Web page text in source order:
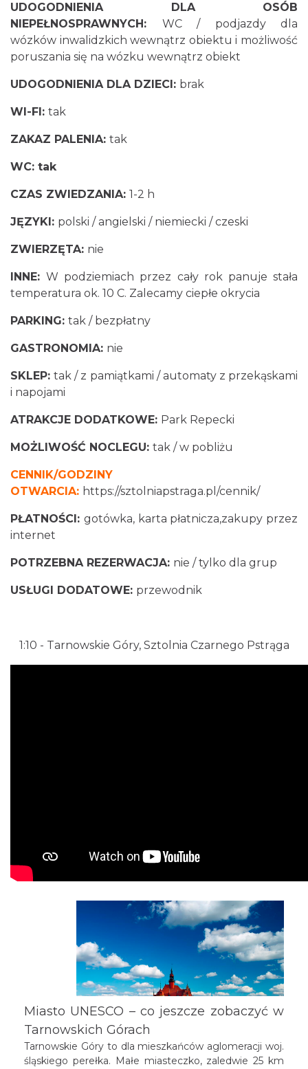
UDOGODNIENIA DLA OSÓB
NIEPEŁNOSPRAWNYCH: WC / podjazdy dla
wózków inwalidzkich wewnątrz obiektu i możliwość
poruszania się na wózku wewnątrz obiekt
UDOGODNIENIA DLA DZIECI: brak
WI-FI: tak
ZAKAZ PALENIA: tak
WC: tak
CZAS ZWIEDZANIA: 1-2 h
JĘZYKI: polski / angielski / niemiecki / czeski
ZWIERZĘTA: nie
INNE:W podziemiach przez cały rok panuje stała
temperatura ok. 10 C. Zalecamy ciepłe okrycia
PARKING: tak / bezpłatny
GASTRONOMIA: nie
SKLEP:tak / z pamiątkami / automaty z przekąskami
i napojami
ATRAKCJE DODATKOWE: Park Repecki
MOŻLIWOŚĆ NOCLEGU: tak / w pobliżu
CENNIK/GODZINY
OTWARCIA: https://sztolniapstraga.pl/cennik/
PŁATNOŚCI: gotówka, karta płatnicza,zakupy przez
internet
POTRZEBNA REZERWACJA: nie / tylko dla grup
USŁUGI DODATOWE: przewodnik
1:10 - Tarnowskie Góry, Sztolnia Czarnego Pstrąga
Miasto UNESCO – co jeszcze zobaczyć w
Tarnowskich Górach
Tarnowskie Góry to dla mieszkańców aglomeracji woj.
śląskiego perełka. Małe miasteczko, zaledwie 25 km